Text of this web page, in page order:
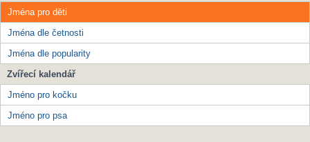
Jména pro děti
Jména dle četnosti
Jména dle popularity
Zvířecí kalendář
Jméno pro kočku
Jméno pro psa